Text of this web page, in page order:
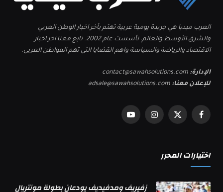
العرب ميديا هي جريدة يومية عربية تهتم بآخر اخبار الوطن العربي
والشرق الأوسط والعالم، تأسست عام 2002. تابع معنا اخر اخبار
الاقتصاد والرياضة والسياسة واهم القضايا التي تهم المواطن العربي.
الإدارة: contact@sawahsolutions.com
للإعلان معنا: adsale@sawahsolutions.com
فيسبوكX
الانستغراميوتيوب
اختيارات المحرر
زفيريف ومدفيديف يودعان بطولة مونتريال